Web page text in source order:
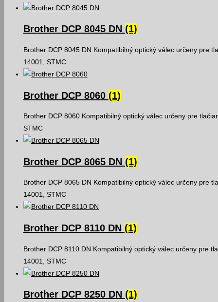
Brother DCP 8045 DN (1)
Brother DCP 8045 DN Kompatibilný optický válec určeny pre
14001, STMC
Brother DCP 8060 (1)
Brother DCP 8060 Kompatibilný optický válec určeny pre
STMC
Brother DCP 8065 DN (1)
Brother DCP 8065 DN Kompatibilný optický válec určeny pre
14001, STMC
Brother DCP 8110 DN (1)
Brother DCP 8110 DN Kompatibilný optický válec určeny pre
14001, STMC
Brother DCP 8250 DN (1)